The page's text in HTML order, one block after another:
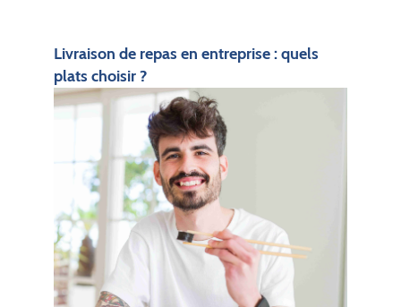
Livraison de repas en entreprise : quels
plats choisir ?